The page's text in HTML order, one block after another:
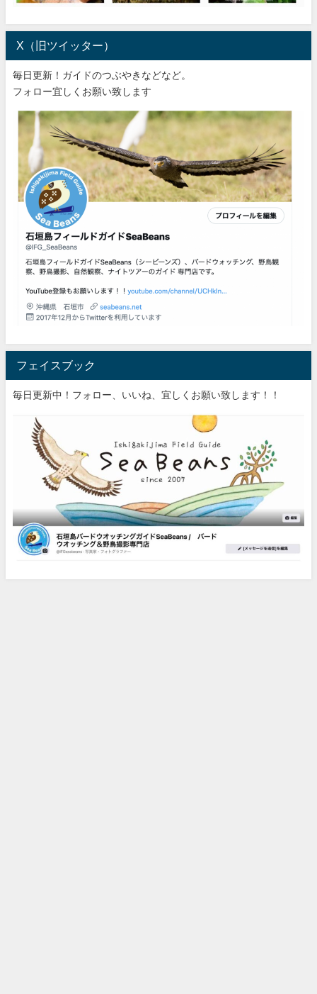
X（旧ツイッター）
毎日更新！ガイドのつぶやきなどなど。
フォロー宜しくお願い致します
フェイスブック
毎日更新中！フォロー、いいね、宜しくお願い致します！！